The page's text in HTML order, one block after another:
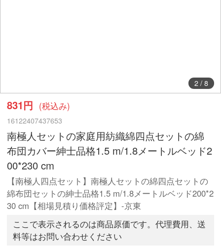
3/ 8
831円 (税込み)
16122407437653
南極人セットの家庭用紡織綿四点セットの綿
布団カバー紳士品格1.5 m/1.8メートルベッド2
00*230 cm
【南極人四点セット】南極人セットの綿四点セットの
綿布団セットの紳士品格1.5 m/1.8メートルベッド200*2
30 cm【相場見積り価格評定】-京東
ここで表示されるのは商品原価です。代理費用、送
料等はお問い合わせください